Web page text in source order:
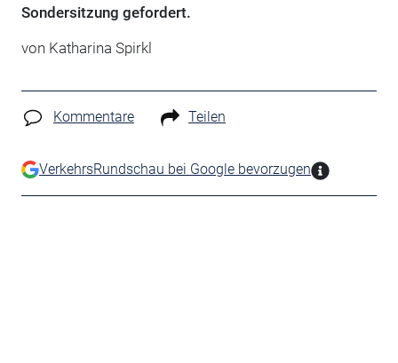
Sondersitzung gefordert.
von Katharina Spirkl
Kommentare Teilen
VerkehrsRundschau bei Google bevorzugen